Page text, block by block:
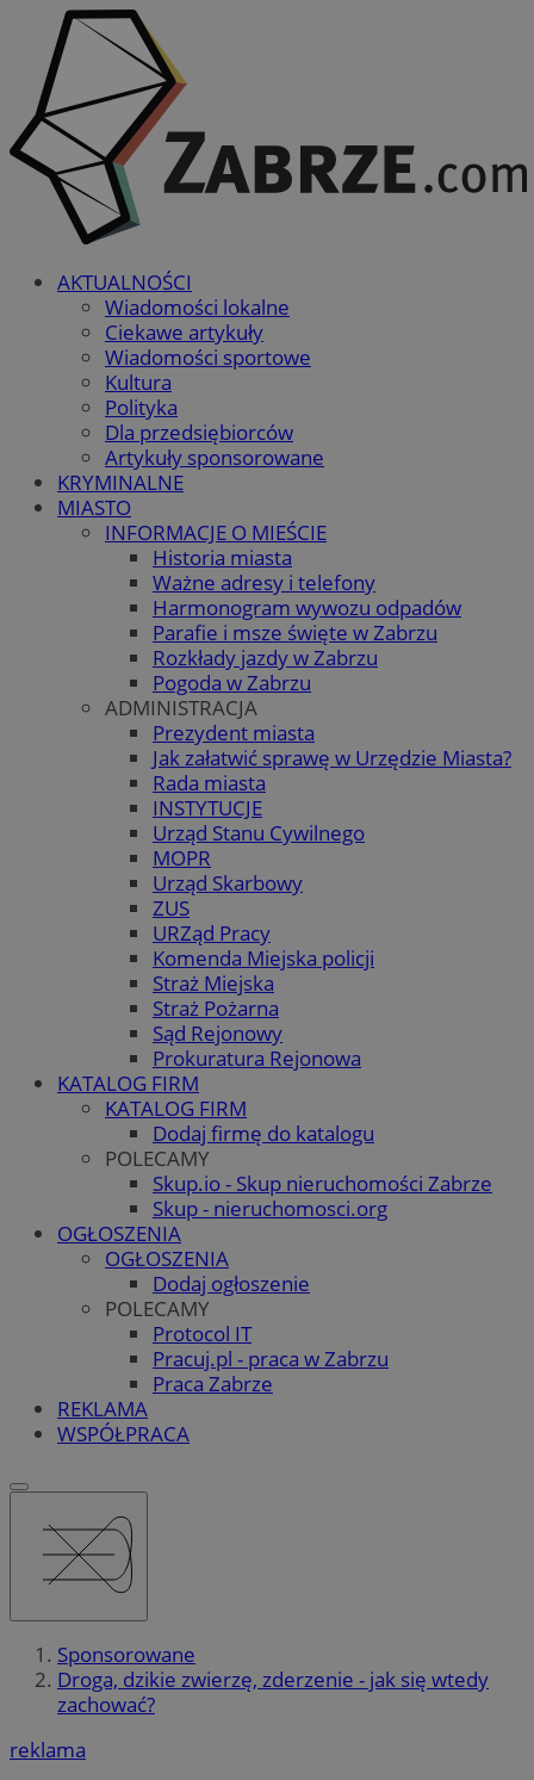
AKTUALNOŚCI
Wiadomości lokalne
Ciekawe artykuły
Wiadomości sportowe
Kultura
Polityka
Dla przedsiębiorców
Artykuły sponsorowane
KRYMINALNE
MIASTO
INFORMACJE O MIEŚCIE
Historia miasta
Ważne adresy i telefony
Harmonogram wywozu odpadów
Parafie i msze święte w Zabrzu
Rozkłady jazdy w Zabrzu
Pogoda w Zabrzu
ADMINISTRACJA
Prezydent miasta
Jak załatwić sprawę w Urzędzie Miasta?
Rada miasta
INSTYTUCJE
Urząd Stanu Cywilnego
MOPR
Urząd Skarbowy
ZUS
URZąd Pracy
Komenda Miejska policji
Straż Miejska
Straż Pożarna
Sąd Rejonowy
Prokuratura Rejonowa
KATALOG FIRM
KATALOG FIRM
Dodaj firmę do katalogu
POLECAMY
Skup.io - Skup nieruchomości Zabrze
Skup - nieruchomosci.org
OGŁOSZENIA
OGŁOSZENIA
Dodaj ogłoszenie
POLECAMY
Protocol IT
Pracuj.pl - praca w Zabrzu
Praca Zabrze
REKLAMA
WSPÓŁPRACA
Sponsorowane
Droga, dzikie zwierzę, zderzenie - jak się wtedy
zachować?
reklama